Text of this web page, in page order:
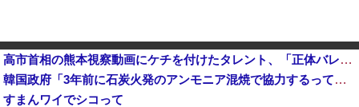
高市首相の熊本視察動画にケチを付けたタレント、「正体バレバレよな」と黒電話の呼び方であっさりと……
韓国政府「3年前に石炭火発のアンモニア混焼で協力するっていったけどあれ取りやめな。政権変わったし」……韓国とまともな協力ができない理由、これなんですよね
すまんワイでシコって